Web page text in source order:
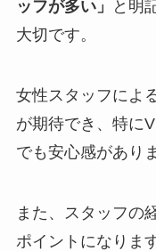
ッフが多い」
と明
大切です。
女性スタッフによ
が期待でき、特に
でも安心感があり
また、スタッフの
ポイントになりま